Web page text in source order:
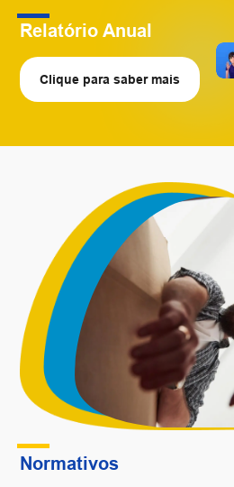
Relatório Anual
Clique para saber mais
Normativos